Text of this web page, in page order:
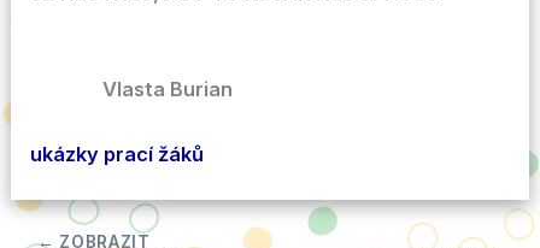
Vlasta Burian
ukázky prací žáků